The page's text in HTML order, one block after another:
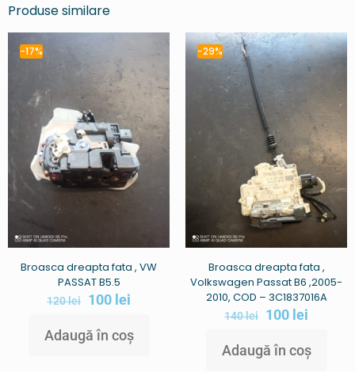
Produse similare
-17%
Broasca dreapta fata , VW
PASSAT B5.5
120lei 100 lei
Adaugă în coș
-29%
Broasca dreapta fata ,
Volkswagen Passat B6 ,2005-
2010, COD – 3C1837016A
140lei 100 lei
Adaugă în coș